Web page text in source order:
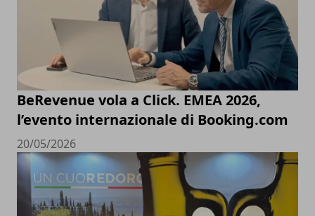
BeRevenue vola a Click. EMEA 2026,
l’evento internazionale di Booking.com
20/05/2026